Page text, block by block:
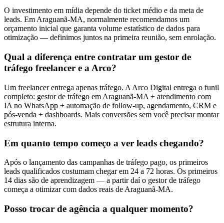
O investimento em mídia depende do ticket médio e da meta de
leads. Em Araguanã-MA, normalmente recomendamos um
orçamento inicial que garanta volume estatístico de dados para
otimização — definimos juntos na primeira reunião, sem enrolação.
Qual a diferença entre contratar um gestor de
tráfego freelancer e a Arco?
Um freelancer entrega apenas tráfego. A Arco Digital entrega o funil
completo: gestor de tráfego em Araguanã-MA + atendimento com
IA no WhatsApp + automação de follow-up, agendamento, CRM e
pós-venda + dashboards. Mais conversões sem você precisar montar
estrutura interna.
Em quanto tempo começo a ver leads chegando?
Após o lançamento das campanhas de tráfego pago, os primeiros
leads qualificados costumam chegar em 24 a 72 horas. Os primeiros
14 dias são de aprendizagem — a partir daí o gestor de tráfego
começa a otimizar com dados reais de Araguanã-MA.
Posso trocar de agência a qualquer momento?